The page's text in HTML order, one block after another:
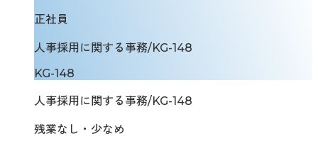
正社員
人事採用に関する事務/KG-148
KG-148
人事採用に関する事務/KG-148
残業なし・少なめ